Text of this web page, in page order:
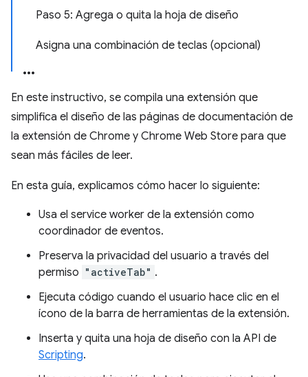
Paso 5: Agrega o quita la hoja de diseño
Asigna una combinación de teclas (opcional)
En este instructivo, se compila una extensión que
simplifica el diseño de las páginas de documentación de
la extensión de Chrome y Chrome Web Store para que
sean más fáciles de leer.
En esta guía, explicamos cómo hacer lo siguiente:
Usa el service worker de la extensión como
coordinador de eventos.
Preserva la privacidad del usuario a través del
permiso "activeTab" .
Ejecuta código cuando el usuario hace clic en el
ícono de la barra de herramientas de la extensión.
Inserta y quita una hoja de diseño con la API de
Scripting.